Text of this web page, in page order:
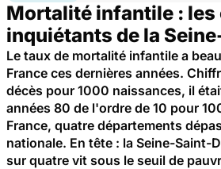
Mortalité infantile :
inquiétants de la
Le taux de mortalité infantile a
France ces dernières années.
décès pour 1000 naissances, il
années 80 de l'ordre de 10 pour
France, quatre départements
nationale. En tête : la Seine-Saint-
sur quatre vit sous le seuil de